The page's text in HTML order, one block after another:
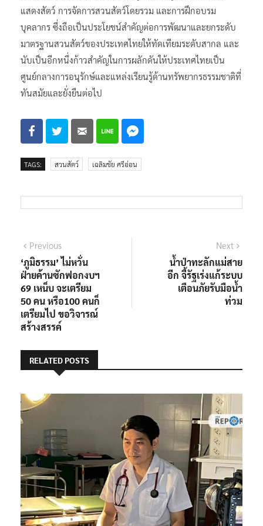
แสดงสัตว์ การจัดการสวนสัตว์โดยรวม และการฝึกอบรม
บุคลากร ซึ่งถือเป็นประโยชน์สำคัญต่อการพัฒนาและยกระดับ
มาตรฐานสวนสัตว์ของประเทศไทยให้ทัดเทียมระดับสากล และ
นับเป็นอีกหนึ่งก้าวสำคัญในการผลักดันให้ประเทศไทยเป็น
ศูนย์กลางการอนุรักษ์และแหล่งเรียนรู้ด้านทรัพยากรธรรมชาติที่
ทันสมัยและยั่งยืนต่อไป
TAGS: สวนสัตว์ เฉลิมชัย ศรีอ่อน
แนะแนว
เรื่อง
Previous
post:
‘ภูมิธรรม’ ไม่หวั่น
ฝ่ายค้านซักฟอกงบฯ
69 เหน็บ จะเตรียม
50 คน หรือ100 คนก็
เตรียมไป ขอวิจารณ์
สร้างสรรค์
Next
post:
น้ำป่าทะลักแม่สาย
อีก จี้รัฐเร่งแก้ระบบ
เตือนภัยรับมือน้ำ
ท่วม
RELATED POSTS